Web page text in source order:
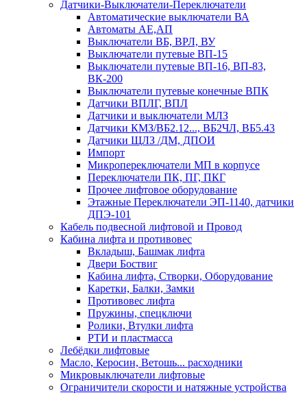
Датчики-Выключатели-Переключатели
Автоматические выключатели ВА
Автоматы АЕ,АП
Выключатели ВБ, ВРЛ, ВУ
Выключатели путевые ВП-15
Выключатели путевые ВП-16, ВП-83,
ВК-200
Выключатели путевые конечные ВПК
Датчики ВПЛГ, ВПЛ
Датчики и выключатели МЛЗ
Датчики КМЗ/ВБ2.12..., ВБ2ЧЛ, ВБ5.43
Датчики ЩЛЗ /ДМ, ДПОИ
Импорт
Микропереключатели МП в корпусе
Переключатели ПК, ПГ, ПКГ
Прочее лифтовое оборудование
Этажные Переключатели ЭП-1140, датчики
ДПЭ-101
Кабель подвесной лифтовой и Провод
Кабина лифта и противовес
Вкладыш, Башмак лифта
Двери Боствиг
Кабина лифта, Створки, Оборудование
Каретки, Балки, Замки
Противовес лифта
Пружины, спецключи
Ролики, Втулки лифта
РТИ и пластмасса
Лебёдки лифтовые
Масло, Керосин, Ветошь... расходники
Микровыключатели лифтовые
Ограничители скорости и натяжные устройства